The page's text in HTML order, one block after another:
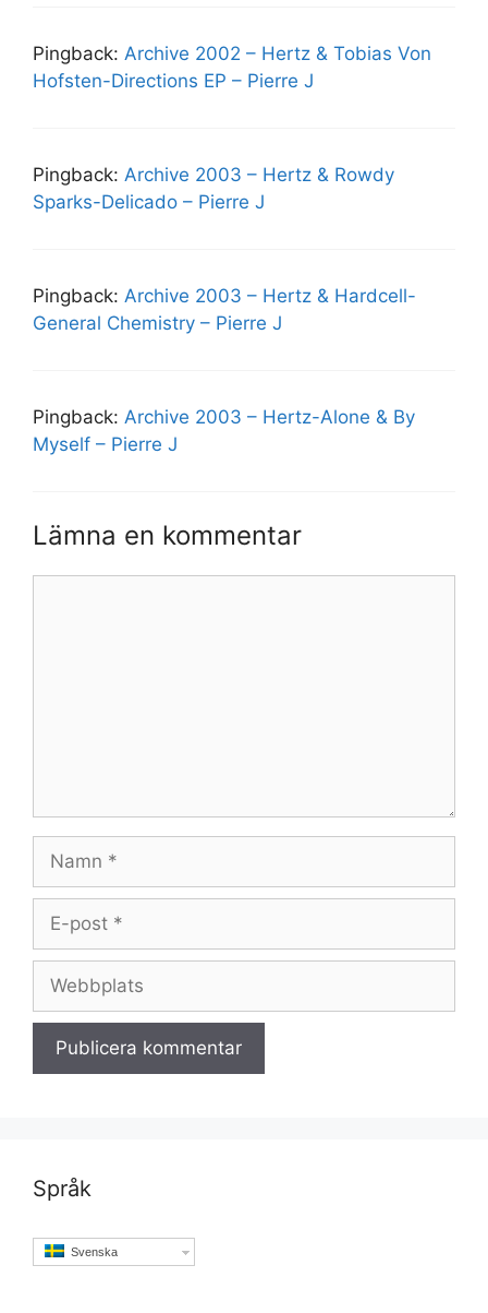
Pingback: Archive 2002 – Hertz & Tobias Von
Hofsten-Directions EP – Pierre J
Pingback: Archive 2003 – Hertz & Rowdy
Sparks-Delicado – Pierre J
Pingback: Archive 2003 – Hertz & Hardcell-
General Chemistry – Pierre J
Pingback: Archive 2003 – Hertz-Alone & By
Myself – Pierre J
Lämna en kommentar
post
Språk
Svenska